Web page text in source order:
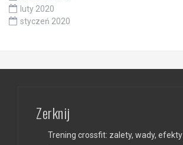
luty 2020
styczeń 2020
Zerknij
Trening crossfit: zalety, wady, efekty